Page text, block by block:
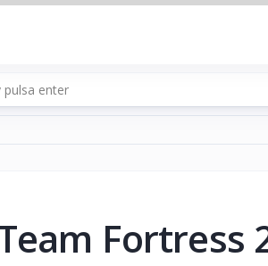
Fortress